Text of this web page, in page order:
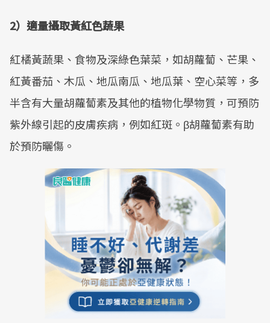
2）適量攝取黃紅色蔬果
紅橘黃蔬果、食物及深綠色葉菜，如胡蘿蔔、芒果、
紅黃番茄、木瓜、地瓜南瓜、地瓜葉、空心菜等，多
半含有大量胡蘿蔔素及其他的植物化學物質，可預防
紫外線引起的皮膚疾病，例如紅斑。β胡蘿蔔素有助
於預防曬傷。